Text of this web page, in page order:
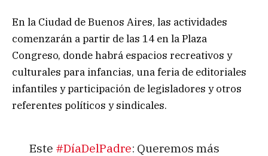
En la Ciudad de Buenos Aires, las actividades
comenzarán a partir de las 14 en la Plaza
Congreso, donde habrá espacios recreativos y
culturales para infancias, una feria de editoriales
infantiles y participación de legisladores y otros
referentes políticos y sindicales.
Este #DíaDelPadre: Queremos más